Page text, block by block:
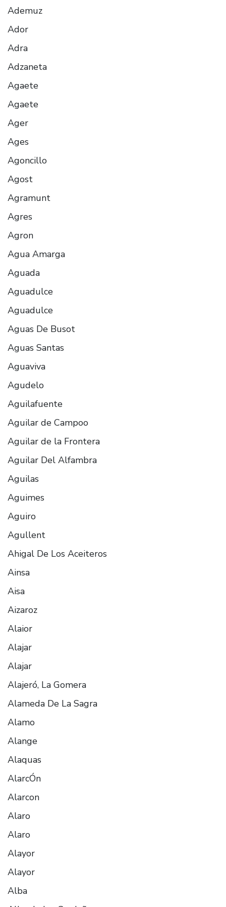
Ademuz
Ador
Adra
Adzaneta
Agaete
Agaete
Ager
Ages
Agoncillo
Agost
Agramunt
Agres
Agron
Agua Amarga
Aguada
Aguadulce
Aguadulce
Aguas De Busot
Aguas Santas
Aguaviva
Agudelo
Aguilafuente
Aguilar de Campoo
Aguilar de la Frontera
Aguilar Del Alfambra
Aguilas
Aguimes
Aguiro
Agullent
Ahigal De Los Aceiteros
Ainsa
Aisa
Aizaroz
Alaior
Alajar
Alajar
Alajeró, La Gomera
Alameda De La Sagra
Alamo
Alange
Alaquas
AlarcÓn
Alarcon
Alaro
Alaro
Alayor
Alayor
Alba